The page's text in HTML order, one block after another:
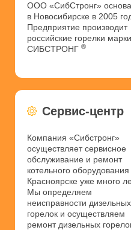
ООО «СибСтронг»
в Новосибирске в 2005
Предприятие производит
российские горелки марки
СИБСТРОНГ ®
Сервис-центр
Компания «Сибстронг»
осуществляет сервисное
обслуживание и ремонт
котельного оборудования
Красноярске уже много
Мы определяем
неисправности дизельных
горелок и осуществляем
ремонт дизельных